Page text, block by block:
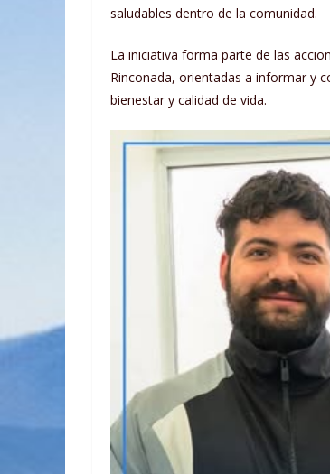
saludables dentro de la comunidad.
La iniciativa forma parte de las
Rinconada, orientadas a informar y
bienestar y calidad de vida.